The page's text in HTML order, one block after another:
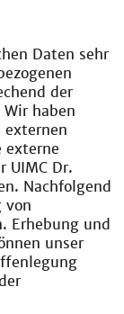
Daten sehr
der
haben
externen
externe
UIMC Dr.
Nachfolgend
von
Erhebung und
unser